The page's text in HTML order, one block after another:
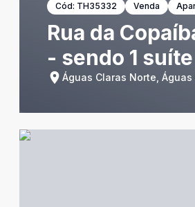
Cód: TH35332 Venda
Rua da
- sendo 1
Águas Claras Norte, Águas